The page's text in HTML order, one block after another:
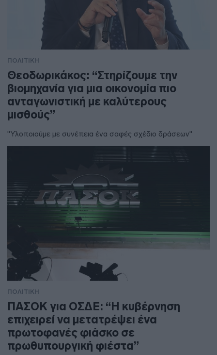
ΠΟΛΙΤΙΚΗ
Θεοδωρικάκος: “Στηρίζουμε την
βιομηχανία για μια οικονομία πιο
ανταγωνιστική με καλύτερους
μισθούς”
"Υλοποιούμε με συνέπεια ένα σαφές σχέδιο δράσεων"
ΠΟΛΙΤΙΚΗ
ΠΑΣΟΚ για ΟΣΔΕ: “Η κυβέρνηση
επιχειρεί να μετατρέψει ένα
πρωτοφανές φιάσκο σε
πρωθυπουργική φιέστα”